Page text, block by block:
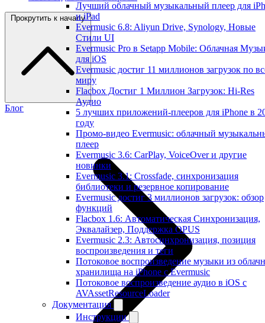
Лучший облачный музыкальный плеер для
и iPad
Evermusic 6.8: Aliyun Drive, Synology, Новые
Стили UI
Evermusic Pro в Setapp Mobile: Облачная
для iOS
Evermusic достиг 11 миллионов загрузок по
миру
Flacbox Достиг 1 Миллион Загрузок: Hi-Res
Аудио
5 лучших приложений-плееров для iPhone в
году
Промо-видео Evermusic: облачный
плеер
Evermusic 3.6: CarPlay, VoiceOver и другие
новинки
Evermusic 3.1: Crossfade, синхронизация
библиотеки и резервное копирование
Evermusic достиг 3 миллионов загрузок: обзор
функций
Flacbox 1.6: Автоматическая Синхронизация,
Эквалайзер, Поддержка OPUS
Evermusic 2.3: Автосинхронизация, позиция
воспроизведения и теги
Потоковое воспроизведение музыки из
хранилища на iPhone с Evermusic
Потоковое воспроизведение аудио в iOS с
AVAssetResourceLoader
Документация
Инструкции
Прокрутить к началу
Блог